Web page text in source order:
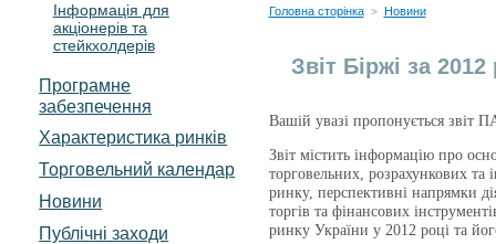
4 серпня 2026 р.
Інформація для
акціонерів та
стейкхолдерів
Програмне
забезпечення
Характеристика pинків
Торговельний календар
Новини
Публічні заходи
Головна сторінка > Новини
Звіт Біржі за 2012
Вашій увазі пропонується звіт
Звіт містить інформацію про
торговельних, розрахункових та
ринку, перспективні напрямки
торгів та фінансових
ринку України у 2012 році та